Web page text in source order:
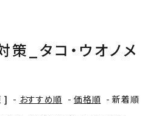
策_タコ・ウオノメ
] - おすすめ順 -価格順 -新着順